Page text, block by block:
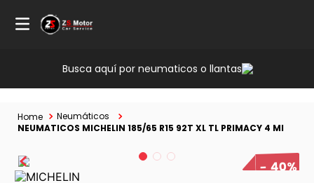
Busca aquí por neumaticos o llantas
Neumáticos
NEUMATICOS MICHELIN 185/65 R15 92T XL TL PRIMACY 4 MI
40%